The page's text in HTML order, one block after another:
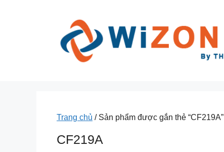
Trang chủ / Sản phẩm được gắn thẻ “CF219A”
CF219A